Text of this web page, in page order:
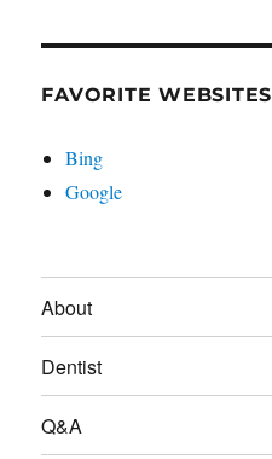
FAVORITE WEBSITES
Bing
Google
About
Dentist
Q&A